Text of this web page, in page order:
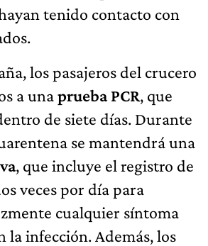
tenido contacto con
los pasajeros del crucero
a unaprueba PCR, que
de siete días. Durante
se mantendrá una
, que incluye el registro de
veces por día para
cualquier síntoma
la infección. Además, los